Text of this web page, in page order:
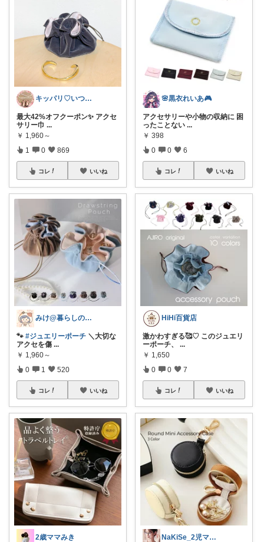
キッパリ♡いつもありがとうございます🌸
最大42%オフクーポン✨ アクセ
サリー巾 ...
￥ 1,960～
1 0 869
コレ いいね
みけ@暮らしのアイテム🫖☕️⁎.
🐾 #ジュエリーポーチ ＼大切な
アクセを傷 ...
￥ 1,960～
0 1 520
コレ いいね
2歳ママみき
🌸黒衣れいあ🎮
アクセサリーや小物の収納に 困
ったことない ...
￥ 398
0 0 6
コレ いいね
HiHi百貨店
激かわすぎる🥰♡ このジュエリ
ーポーチ、
...
￥ 1,650
0 0 7
コレ いいね
NaKiSe_2児ママ🌸訪問感謝です